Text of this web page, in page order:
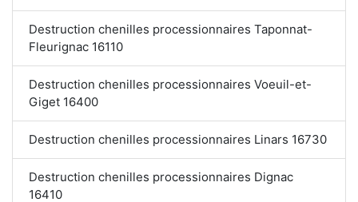
Destruction chenilles processionnaires Taponnat-
Fleurignac 16110
Destruction chenilles processionnaires Voeuil-et-
Giget 16400
Destruction chenilles processionnaires Linars 16730
Destruction chenilles processionnaires Dignac
16410